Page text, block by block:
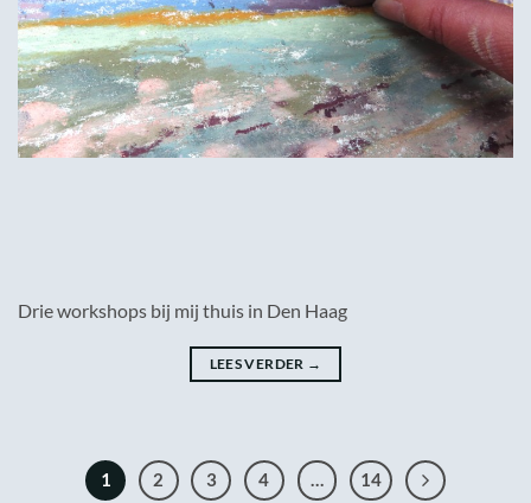
Drie workshops bij mij thuis in Den Haag
LEES VERDER →
1 2 3 4 … 14